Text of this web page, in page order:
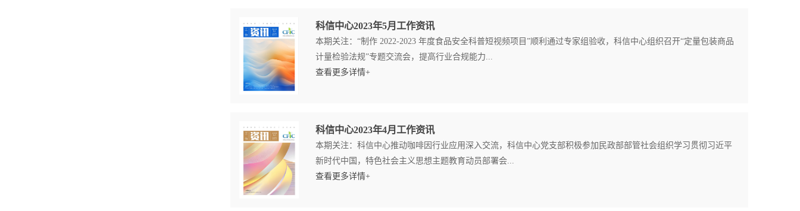
科信中心2023年5月工作资讯
本期关注：“制作 2022-2023 年度食品安全科普短视频项目”顺利通过专家组验收，科信中心组织召开“定量包装商品
计量检验法规”专题交流会，提高行业合规能力...
查看更多详情+
科信中心2023年4月工作资讯
本期关注：科信中心推动咖啡因行业应用深入交流，科信中心党支部积极参加民政部部管社会组织学习贯彻习近平
新时代中国，特色社会主义思想主题教育动员部署会...
查看更多详情+